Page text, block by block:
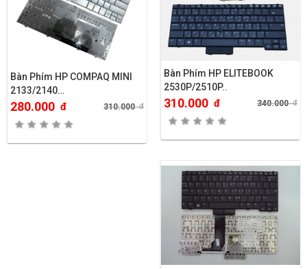
Bàn Phím HP COMPAQ MINI
2133/2140…
280.000 đ 310.000đ
Bàn Phím HP ELITEBOOK
2530P/2510P..
310.000 đ 340.000đ